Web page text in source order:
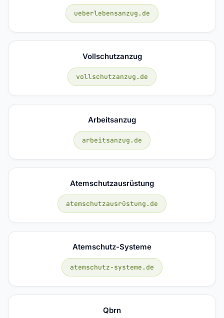
ueberlebensanzug.de
Vollschutzanzug
vollschutzanzug.de
Arbeitsanzug
arbeitsanzug.de
Atemschutzausrüstung
atemschutzausrüstung.de
Atemschutz-Systeme
atemschutz-systeme.de
Qbrn